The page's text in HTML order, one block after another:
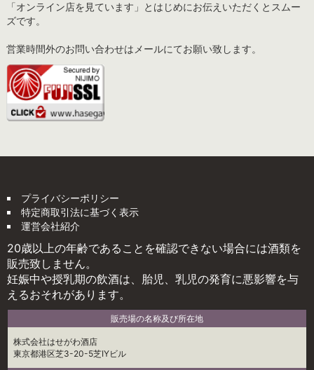
「オンライン店を見ています」とはじめにお伝えいただくとスムー
ズです。
営業時間外のお問い合わせはメールにてお願い致します。
プライバシーポリシー
特定商取引法に基づく表示
運営会社紹介
20歳以上の年齢であることを確認できない場合には酒類を
販売致しません。
妊娠中や授乳期の飲酒は、胎児、乳児の発育に悪影響を与
えるおそれがあります。
販売場の名称及び所在地
株式会社はせがわ酒店
東京都港区芝3-20-5芝IYビル